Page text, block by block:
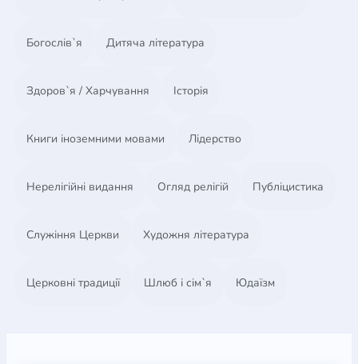
Богослів`я Дитяча література
Здоров`я / Харчування Історія
Книги іноземними мовами Лідерство
Нерелігійні видання Огляд релігій Публіцистика
Служіння Церкви Художня література
Церковні традиції Шлюб і сім`я Юдаїзм